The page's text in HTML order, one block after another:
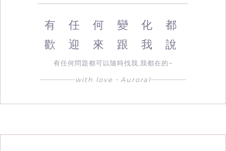
有 任 何 變 化 都
歡 迎 來 跟 我 說
有任何問題都可以隨時找我,我都在的~
with love・Auroral